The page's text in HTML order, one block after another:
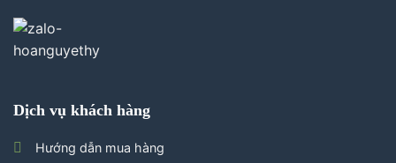
Dịch vụ khách hàng
Hướng dẫn mua hàng